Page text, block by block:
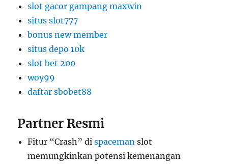
slot gacor gampang maxwin
situs slot777
bonus new member
situs depo 10k
slot bet 200
woy99
daftar sbobet88
Partner Resmi
Fitur “Crash” dispaceman slot
memungkinkan potensi kemenangan